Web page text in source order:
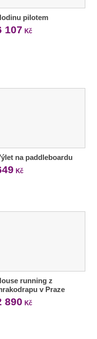
pilotem
107 Kč
na paddleboardu
Kč
running z
v Praze
890 Kč